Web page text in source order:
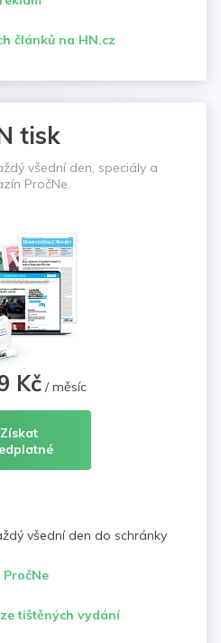
článků na HN.cz
tisk
všední den, speciály a
PročNe.
Kč/ měsíc
Získat
všední den do schránky
tištěných vydání